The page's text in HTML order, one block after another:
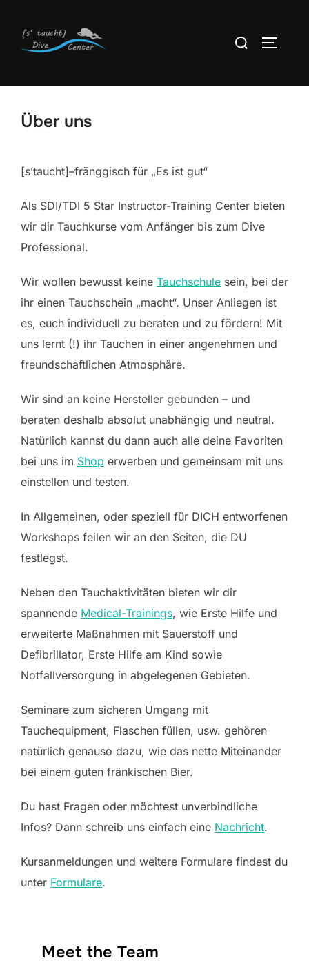
Inhalt
springen
Suchen
Über uns
[s’taucht]–fränggisch für „Es ist gut“
Als SDI/TDI 5 Star Instructor-Training Center bieten
wir dir Tauchkurse vom Anfänger bis zum Dive
Professional.
Wir wollen bewusst keine Tauchschule sein, bei der
ihr einen Tauchschein „macht“. Unser Anliegen ist
es, euch individuell zu beraten und zu fördern! Mit
uns lernt (!) ihr Tauchen in einer angenehmen und
freundschaftlichen Atmosphäre.
Wir sind an keine Hersteller gebunden – und
beraten deshalb absolut unabhängig und neutral.
Natürlich kannst du dann auch alle deine Favoriten
bei uns im Shop erwerben und gemeinsam mit uns
einstellen und testen.
In Allgemeinen, oder speziell für DICH entworfenen
Workshops feilen wir an den Seiten, die DU
festlegst.
Neben den Tauchaktivitäten bieten wir dir
spannende Medical-Trainings, wie Erste Hilfe und
erweiterte Maßnahmen mit Sauerstoff und
Defibrillator, Erste Hilfe am Kind sowie
Notfallversorgung in abgelegenen Gebieten.
Seminare zum sicheren Umgang mit
Tauchequipment, Flaschen füllen, usw. gehören
natürlich genauso dazu, wie das nette Miteinander
bei einem guten fränkischen Bier.
Du hast Fragen oder möchtest unverbindliche
Infos? Dann schreib uns einfach eine Nachricht.
Kursanmeldungen und weitere Formulare findest du
unter Formulare.
Meet the Team